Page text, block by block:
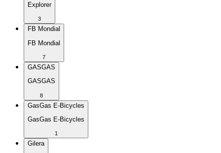
Explorer
3
FB Mondial
FB Mondial
7
GASGAS
GASGAS
8
GasGas E-Bicycles
GasGas E-Bicycles
1
Gilera